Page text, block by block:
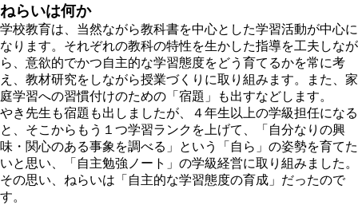
ねらいは何か
学校教育は、当然ながら教科書を中心とした学習活動が中心に
なります。それぞれの教科の特性を生かした指導を工夫しなが
ら、意欲的でかつ自主的な学習態度をどう育てるかを常に考
え、教材研究をしながら授業づくりに取り組みます。また、家
庭学習への習慣付けのための「宿題」も出すなどします。
やき先生も宿題も出しましたが、４年生以上の学級担任になる
と、そこからもう１つ学習ランクを上げて、「自分なりの興
味・関心のある事象を調べる」という「自ら」の姿勢を育てた
いと思い、「自主勉強ノート」の学級経営に取り組みました。
その思い、ねらいは「自主的な学習態度の育成」だったので
す。